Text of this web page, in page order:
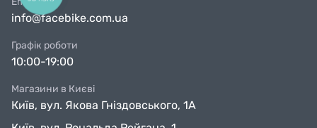
info@facebike.com.ua
Графік роботи
10:00-19:00
Магазини в Києві
Київ, вул. Якова Гніздовського, 1А